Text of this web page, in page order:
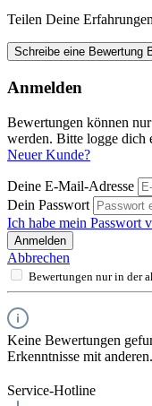
Teilen Deine
Schreibe eine Bewertung
Anmelden
Bewertungen können
werden. Bitte logge dich
Neuer Kunde?
Deine E-Mail-Adresse
Dein Passwort
Ich habe mein Passwort
Anmelden
Abbrechen
Bewertungen nur in der
Keine Bewertungen
Erkenntnisse mit anderen.
Service-Hotline